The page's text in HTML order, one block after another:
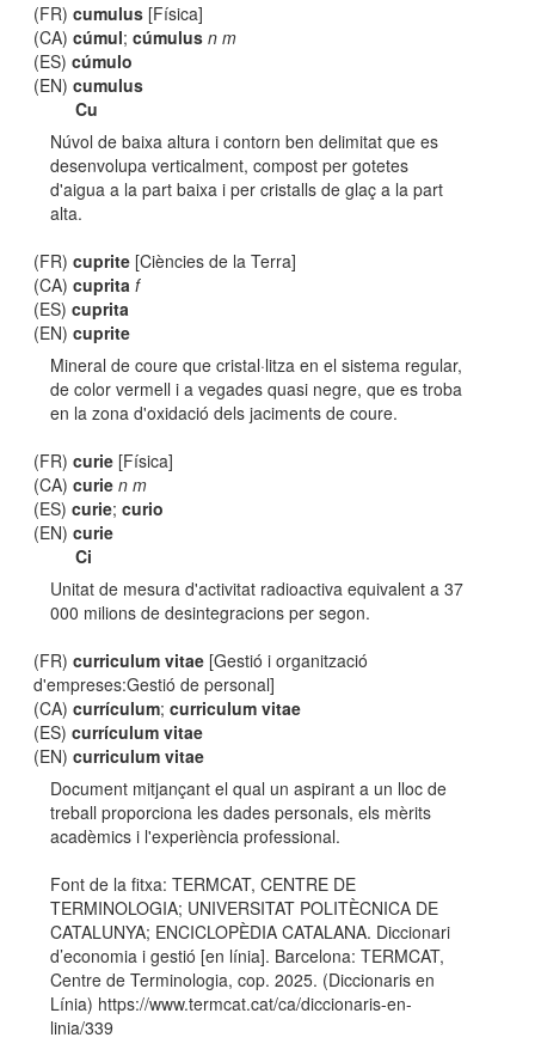
(FR)cumulus [Física]
(CA)cúmul;cúmulus n m
(ES)cúmulo
(EN)cumulus
Cu
Núvol de baixa altura i contorn ben delimitat que es
desenvolupa verticalment, compost per gotetes
d'aigua a la part baixa i per cristalls de glaç a la part
alta.
(FR)cuprite [Ciències de la Terra]
(CA)cuprita f
(ES)cuprita
(EN)cuprite
Mineral de coure que cristal·litza en el sistema regular,
de color vermell i a vegades quasi negre, que es troba
en la zona d'oxidació dels jaciments de coure.
(FR)curie [Física]
(CA)curie n m
(ES)curie;curio
(EN)curie
Ci
Unitat de mesura d'activitat radioactiva equivalent a 37
000 milions de desintegracions per segon.
(FR)curriculum vitae [Gestió i organització
d'empreses:Gestió de personal]
(CA)currículum;curriculum vitae
(ES)currículum vitae
(EN)curriculum vitae
Document mitjançant el qual un aspirant a un lloc de
treball proporciona les dades personals, els mèrits
acadèmics i l'experiència professional.
Font de la fitxa: TERMCAT, CENTRE DE
TERMINOLOGIA; UNIVERSITAT POLITÈCNICA DE
CATALUNYA; ENCICLOPÈDIA CATALANA. Diccionari
d’economia i gestió [en línia]. Barcelona: TERMCAT,
Centre de Terminologia, cop. 2025. (Diccionaris en
Línia) https://www.termcat.cat/ca/diccionaris-en-
linia/339